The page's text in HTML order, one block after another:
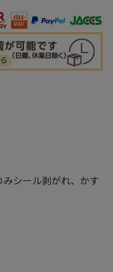
シール剥がれ、かす